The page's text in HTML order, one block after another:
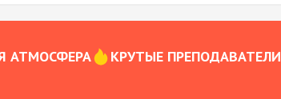
АТМОСФЕРА КРУТЫЕ ПРЕПОДАВАТЕЛИ